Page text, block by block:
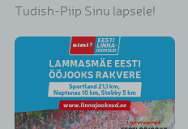
Tudish-Piip Sinu lapsele!